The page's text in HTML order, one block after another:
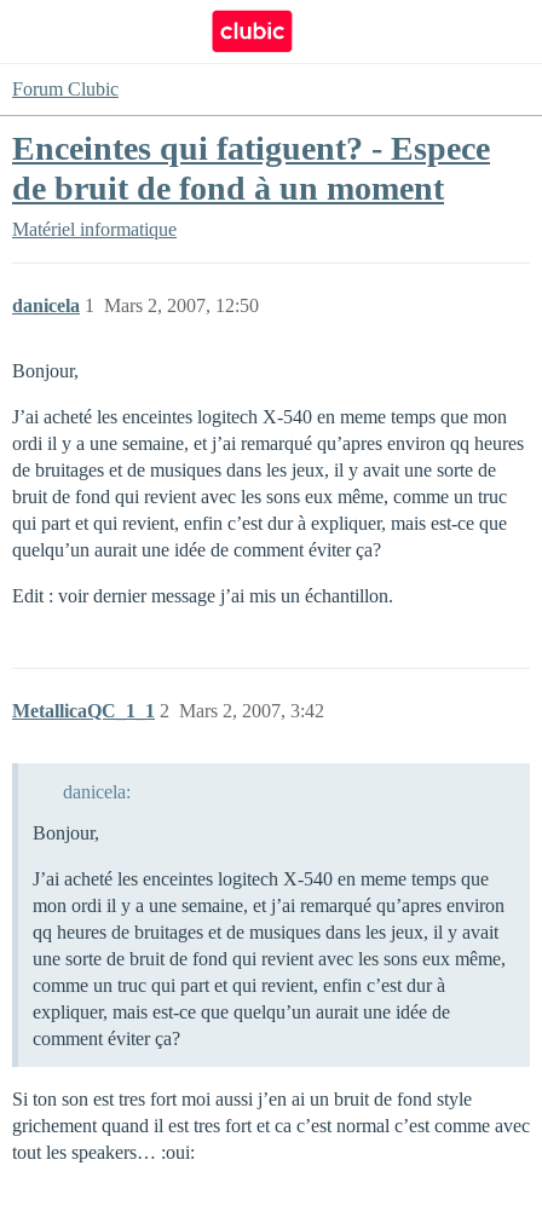
Forum Clubic
Enceintes qui fatiguent? - Espece
de bruit de fond à un moment
Matériel informatique
danicela Mars 2, 2007, 12:50
1
Bonjour,
J’ai acheté les enceintes logitech X-540 en meme temps que mon
ordi il y a une semaine, et j’ai remarqué qu’apres environ qq heures
de bruitages et de musiques dans les jeux, il y avait une sorte de
bruit de fond qui revient avec les sons eux même, comme un truc
qui part et qui revient, enfin c’est dur à expliquer, mais est-ce que
quelqu’un aurait une idée de comment éviter ça?
Edit : voir dernier message j’ai mis un échantillon.
MetallicaQC_1_1 Mars 2, 2007, 3:42
2
danicela:
Bonjour,
J’ai acheté les enceintes logitech X-540 en meme temps que
mon ordi il y a une semaine, et j’ai remarqué qu’apres environ
qq heures de bruitages et de musiques dans les jeux, il y avait
une sorte de bruit de fond qui revient avec les sons eux même,
comme un truc qui part et qui revient, enfin c’est dur à
expliquer, mais est-ce que quelqu’un aurait une idée de
comment éviter ça?
Si ton son est tres fort moi aussi j’en ai un bruit de fond style
grichement quand il est tres fort et ca c’est normal c’est comme avec
tout les speakers… :oui: